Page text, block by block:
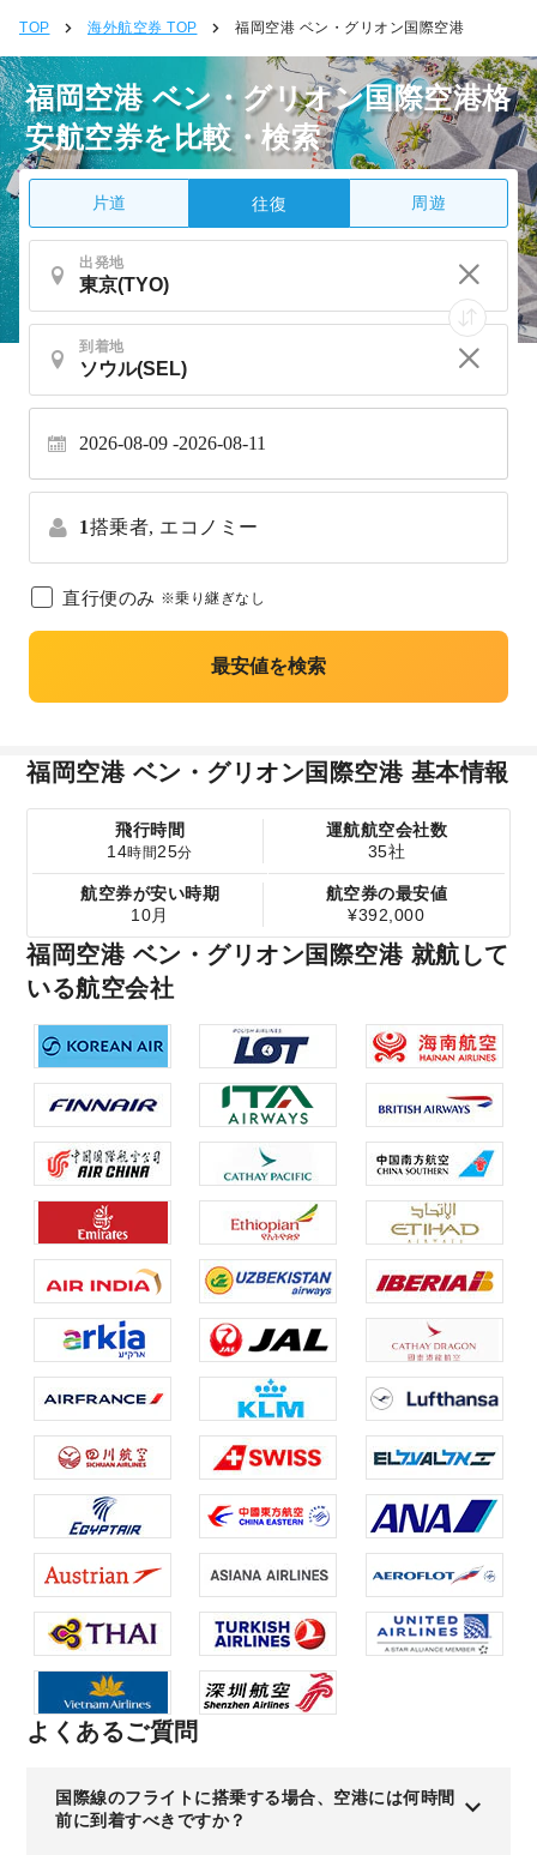
TOP 海外航空券 TOP 福岡空港 ベン・グリオン国際空港
福岡空港 ベン・グリオン国際空港格
安航空券を比較・検索
片道 往復 周遊
出発地
到着地
2026-08-09 2026-08-11
1搭乗者, エコノミー
直行便のみ ※乗り継ぎなし
最安値を検索
福岡空港 ベン・グリオン国際空港 基本情報
飛行時間
14時間25分
運航航空会社数
35社
航空券が安い時期
10月
航空券の最安値
¥392,000
福岡空港 ベン・グリオン国際空港 就航して
いる航空会社
よくあるご質問
国際線のフライトに搭乗する場合、空港には何時間
前に到着すべきですか？